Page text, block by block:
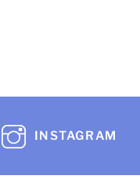
INSTAGRAM